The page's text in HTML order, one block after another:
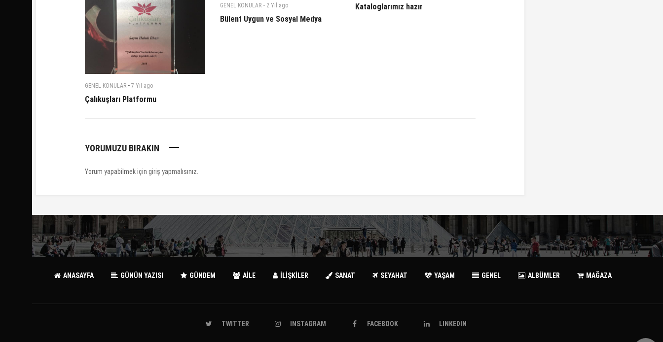
GENEL KONULAR -7 Yıl ago
Çalıkuşları Platformu
GENEL KONULAR - 2 Yıl ago
Bülent Uygun ve Sosyal Medya
Kataloglarımız hazır
YORUMUZU BIRAKIN
Yorum yapabilmek içingiriş yapmalısınız
ANASAYFA GÜNÜN YAZISI GÜNDEM AİLE İLİŞKİLER SANAT SEYAHAT YAŞAM GENEL ALBÜMLER MAĞAZA
TWITTER INSTAGRAM FACEBOOK LINKEDIN